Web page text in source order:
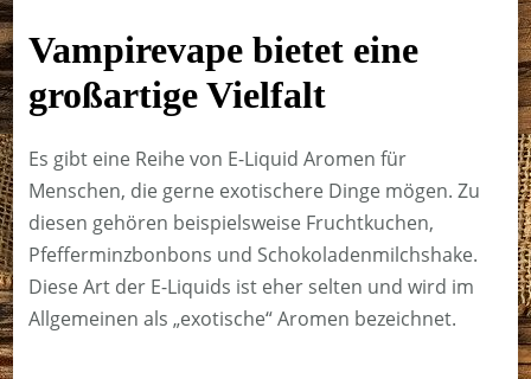
Vampirevape bietet eine
großartige Vielfalt
Es gibt eine Reihe von E-Liquid Aromen für
Menschen, die gerne exotischere Dinge mögen. Zu
diesen gehören beispielsweise Fruchtkuchen,
Pfefferminzbonbons und Schokoladenmilchshake.
Diese Art der E-Liquids ist eher selten und wird im
Allgemeinen als „exotische“ Aromen bezeichnet.